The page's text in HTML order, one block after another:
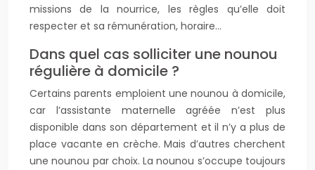
missions de la nourrice, les règles qu’elle doit
respecter et sa rémunération, horaire…
Dans quel cas solliciter une nounou
régulière à domicile ?
Certains parents emploient une nounou à domicile,
car l’assistante maternelle agréée n’est plus
disponible dans son département et il n’y a plus de
place vacante en crèche. Mais d’autres cherchent
une nounou par choix. La nounou s’occupe toujours